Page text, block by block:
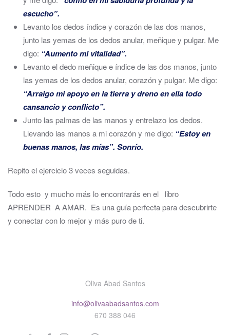
escucho”.
Levanto los dedos índice y corazón de las dos manos,
junto las yemas de los dedos anular, meñique y pulgar. Me
digo: “Aumento mi vitalidad”.
Levanto el dedo meñique e índice de las dos manos, junto
las yemas de los dedos anular, corazón y pulgar. Me digo:
“Arraigo mi apoyo en la tierra y dreno en ella todo
cansancio y conflicto”.
Junto las palmas de las manos y entrelazo los dedos.
Llevando las manos a mi corazón y me digo: “Estoy en
buenas manos, las mías”. Sonrío.
Repito el ejercicio 3 veces seguidas.
Todo esto y mucho más lo encontrarás en el libro
APRENDER A AMAR. Es una guía perfecta para descubrirte
y conectar con lo mejor y más puro de ti.
Oliva Abad Santos
info@olivaabadsantos.com
670 388 046